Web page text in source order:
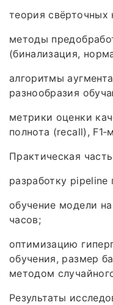
теория свёрточных
методы
(бинализация,
алгоритмы
разнообразия
метрики оценки
полнота (recall),
Практическая
разработку
обучение модели на
часов;
оптимизацию
обучения, размер
методом
Результаты